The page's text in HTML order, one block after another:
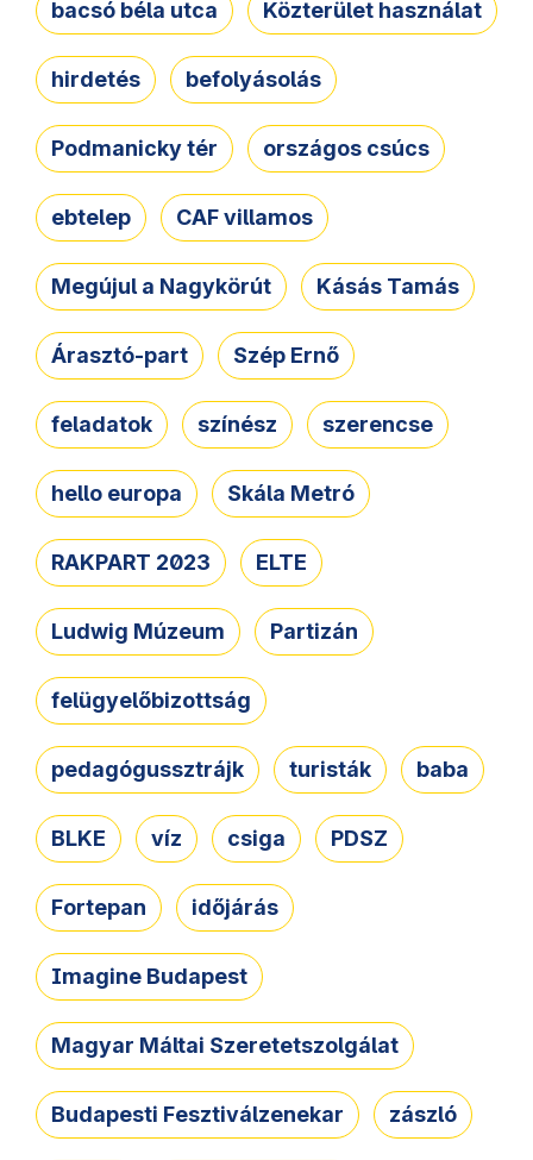
bacsó béla utca Közterület használat
hirdetés befolyásolás
Podmanicky tér országos csúcs
ebtelep CAF villamos
Megújul a Nagykörút Kásás Tamás
Árasztó-part Szép Ernő
feladatok színész szerencse
hello europa Skála Metró
RAKPART 2023 ELTE
Ludwig Múzeum Partizán
felügyelőbizottság
pedagógussztrájk turisták baba
BLKE víz csiga PDSZ
Fortepan időjárás
Imagine Budapest
Magyar Máltai Szeretetszolgálat
Budapesti Fesztiválzenekar zászló